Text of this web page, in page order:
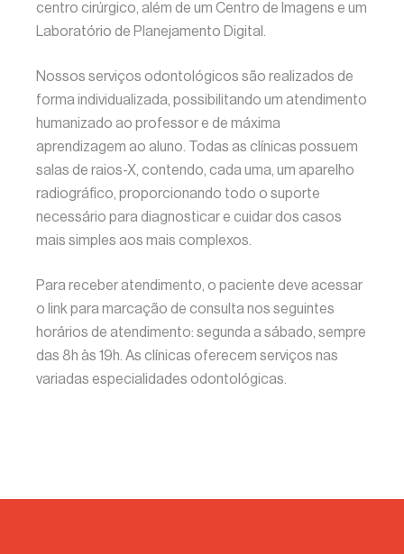
centro cirúrgico, além de um Centro de Imagens e um
Laboratório de Planejamento Digital.
Nossos serviços odontológicos são realizados de
forma individualizada, possibilitando um atendimento
humanizado ao professor e de máxima
aprendizagem ao aluno. Todas as clínicas possuem
salas de raios-X, contendo, cada uma, um aparelho
radiográfico, proporcionando todo o suporte
necessário para diagnosticar e cuidar dos casos
mais simples aos mais complexos.
Para receber atendimento, o paciente deve acessar
o link para marcação de consulta nos seguintes
horários de atendimento: segunda a sábado, sempre
das 8h às 19h. As clínicas oferecem serviços nas
variadas especialidades odontológicas.